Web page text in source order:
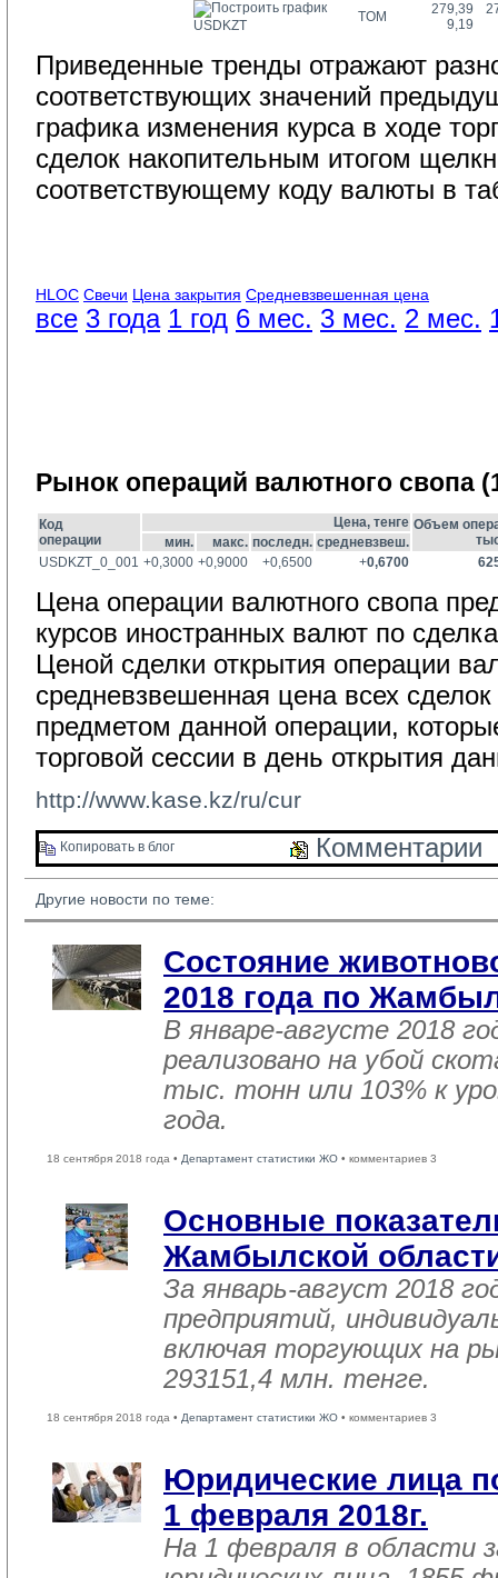
USDKZT
TOM
279,39
9,19
Приведенные тренды отражают
соответствующих значений
графика изменения курса в ходе
сделок накопительным итогом
соответствующему коду валюты в
HLOC Свечи Цена закрытия Средневзвешенная цена
все 3 года 1 год 6 мес. 3 мес. 2 мес.
Рынок операций валютного свопа
Код
операции
Цена, тенге Объем
мин. макс. последн. средневзвеш.
USDKZT_0_001 +0,3000 +0,9000 +0,6500 +0,6700
Цена операции валютного свопа
курсов иностранных валют по
Ценой сделки открытия операции
средневзвешенная цена всех
предметом данной операции,
торговой сессии в день открытия
http://www.kase.kz/ru/cur
Копировать в блог Комментарии
Другие новости по теме:
Состояние
2018 года по
В январе-августе 2018
реализовано на убой
тыс. тонн или 103% к
года.
18 сентября 2018 года • Департамент статистики ЖО • комментариев 3
Основные
Жамбылской
За январь-август 2018
предприятий,
включая торгующих на
293151,4 млн. тенге.
18 сентября 2018 года • Департамент статистики ЖО • комментариев 3
Юридические лица
1 февраля 2018г.
На 1 февраля в области